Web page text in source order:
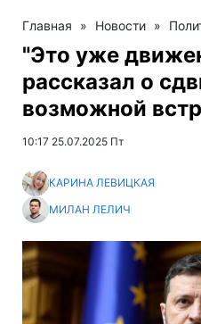
Главная » Новости »
"Это уже
рассказал о
возможной
10:17 25.07.2025 Пт
КАРИНА ЛЕВИЦКАЯ
МИЛАН ЛЕЛИЧ